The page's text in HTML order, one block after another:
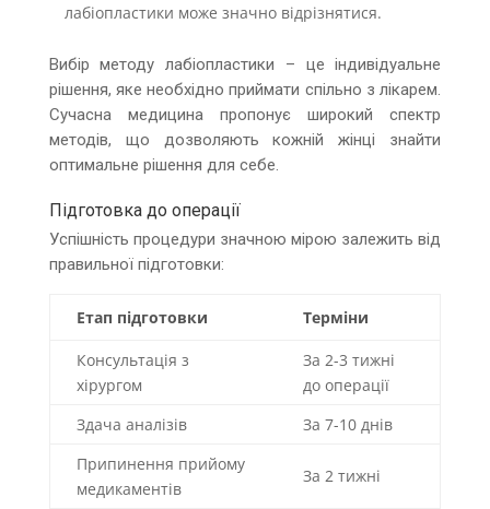
лабіопластики може значно відрізнятися.
Вибір методу лабіопластики – це індивідуальне
рішення, яке необхідно приймати спільно з лікарем.
Сучасна медицина пропонує широкий спектр
методів, що дозволяють кожній жінці знайти
оптимальне рішення для себе.
Підготовка до операції
Успішність процедури значною мірою залежить від
правильної підготовки:
Етап підготовки Терміни
Консультація з
хірургом
За 2-3 тижні
до операції
Здача аналізів
За 7-10 днів
Припинення прийому
медикаментів
За 2 тижні